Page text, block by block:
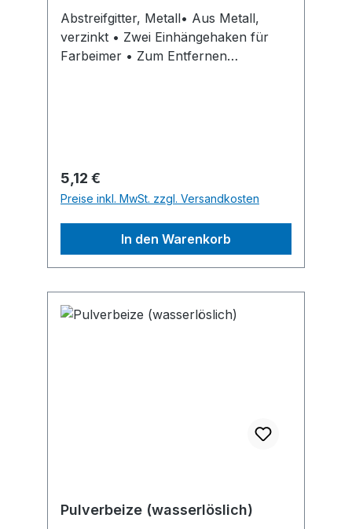
Abstreifgitter, Metall• Aus Metall,
verzinkt • Zwei Einhängehaken für
Farbeimer • Zum Entfernen
Regulärer Preis:
5,12 €
Preise inkl. MwSt. zzgl. Versandkosten
In den Warenkorb
Pulverbeize (wasserlöslich)